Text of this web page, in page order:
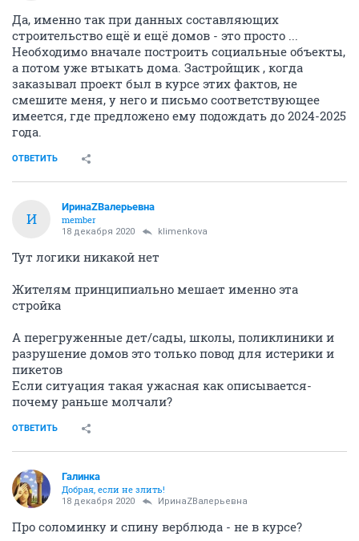
Да, именно так при данных составляющих
строительство ещё и ещё домов - это просто ...
Необходимо вначале построить социальные объекты,
а потом уже втыкать дома. Застройщик , когда
заказывал проект был в курсе этих фактов, не
смешите меня, у него и письмо соответствующее
имеется, где предложено ему подождать до 2024-2025
года.
ОТВЕТИТЬ
И
ИринаZВалерьевна
member
18 декабря 2020 klimenkova
Тут логики никакой нет
Жителям принципиально мешает именно эта
стройка
А перегруженные дет/сады, школы, поликлиники и
разрушение домов это только повод для истерики и
пикетов
Если ситуация такая ужасная как описывается-
почему раньше молчали?
ОТВЕТИТЬ
Галинка
Добрая, если не злить!
18 декабря 2020 ИринаZВалерьевна
Про соломинку и спину верблюда - не в курсе?